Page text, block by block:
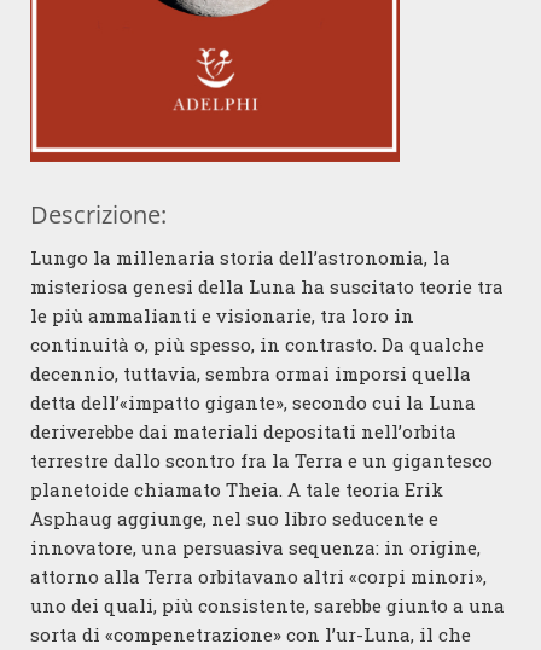
Descrizione:
Lungo la millenaria storia dell’astronomia, la
misteriosa genesi della Luna ha suscitato teorie tra
le più ammalianti e visionarie, tra loro in
continuità o, più spesso, in contrasto. Da qualche
decennio, tuttavia, sembra ormai imporsi quella
detta dell’«impatto gigante», secondo cui la Luna
deriverebbe dai materiali depositati nell’orbita
terrestre dallo scontro fra la Terra e un gigantesco
planetoide chiamato Theia. A tale teoria Erik
Asphaug aggiunge, nel suo libro seducente e
innovatore, una persuasiva sequenza: in origine,
attorno alla Terra orbitavano altri «corpi minori»,
uno dei quali, più consistente, sarebbe giunto a una
sorta di «compenetrazione» con l’ur-Luna, il che